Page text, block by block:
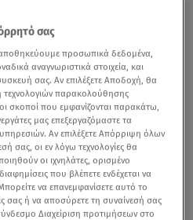
σας
προσωπικά δεδομένα,
αναγνωριστικά στοιχεία, και
σας. Αν επιλέξετε Αποδοχή, θα
τεχνολογιών παρακολούθησης
σκοποί που εμφανίζονται παρακάτω,
μας επεξεργαζόμαστε τα
Αν επιλέξετε Απόρριψη όλων
σας, οι εν λόγω τεχνολογίες θα
οι ιχνηλάτες, ορισμένο
που βλέπετε ενδέχεται να
να επανεμφανίσετε αυτό το
σας ή να αποσύρετε τη συναίνεσή σας
Διαχείριση προτιμήσεων στο